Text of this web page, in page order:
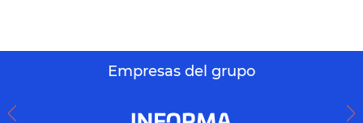
Empresas del grupo